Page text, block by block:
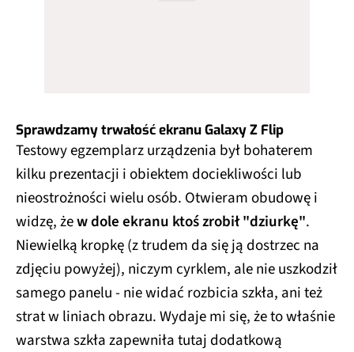
Sprawdzamy trwałość ekranu Galaxy Z Flip
Testowy egzemplarz urządzenia był bohaterem
kilku prezentacji i obiektem dociekliwości lub
nieostrożności wielu osób. Otwieram obudowę i
widzę, żew dole ekranu ktoś zrobił "dziurkę".
Niewielką kropkę (z trudem da się ją dostrzec na
zdjęciu powyżej), niczym cyrklem, ale nie uszkodził
samego panelu - nie widać rozbicia szkła, ani też
strat w liniach obrazu. Wydaje mi się, że to właśnie
warstwa szkła zapewniła tutaj dodatkową